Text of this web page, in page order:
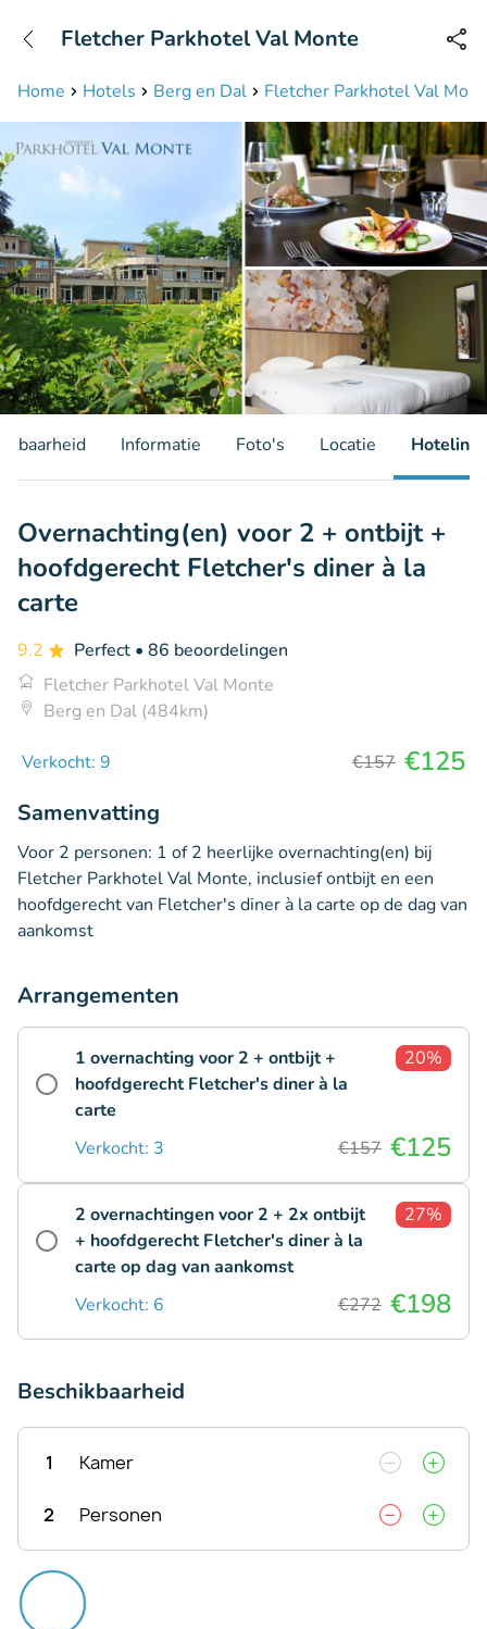
Bereikbaar tot 23:00 uur
Home Hotels Berg en Dal Fletcher Parkhotel Val
Fletcher Parkhotel Val Monte
Informatie Foto's Locatie Hotelinfo
Overnachting(en) voor 2 + ontbijt +
hoofdgerecht Fletcher's diner à la
carte
9.2 Perfect • 86 beoordelingen
Fletcher Parkhotel Val Monte
Berg en Dal (484km)
Verkocht: 9 €157 €125
Samenvatting
Voor 2 personen: 1 of 2 heerlijke overnachting(en) bij
Fletcher Parkhotel Val Monte, inclusief ontbijt en een
hoofdgerecht van Fletcher's diner à la carte op de dag van
aankomst
Arrangementen
1 overnachting voor 2 + ontbijt +
hoofdgerecht Fletcher's diner à la
carte
20%
Verkocht: 3 €157 €125
2 overnachtingen voor 2 + 2x ontbijt
+ hoofdgerecht Fletcher's diner à la
carte op dag van aankomst
27%
Verkocht: 6 €272 €198
Beschikbaarheid
1 Kamer
2 Personen